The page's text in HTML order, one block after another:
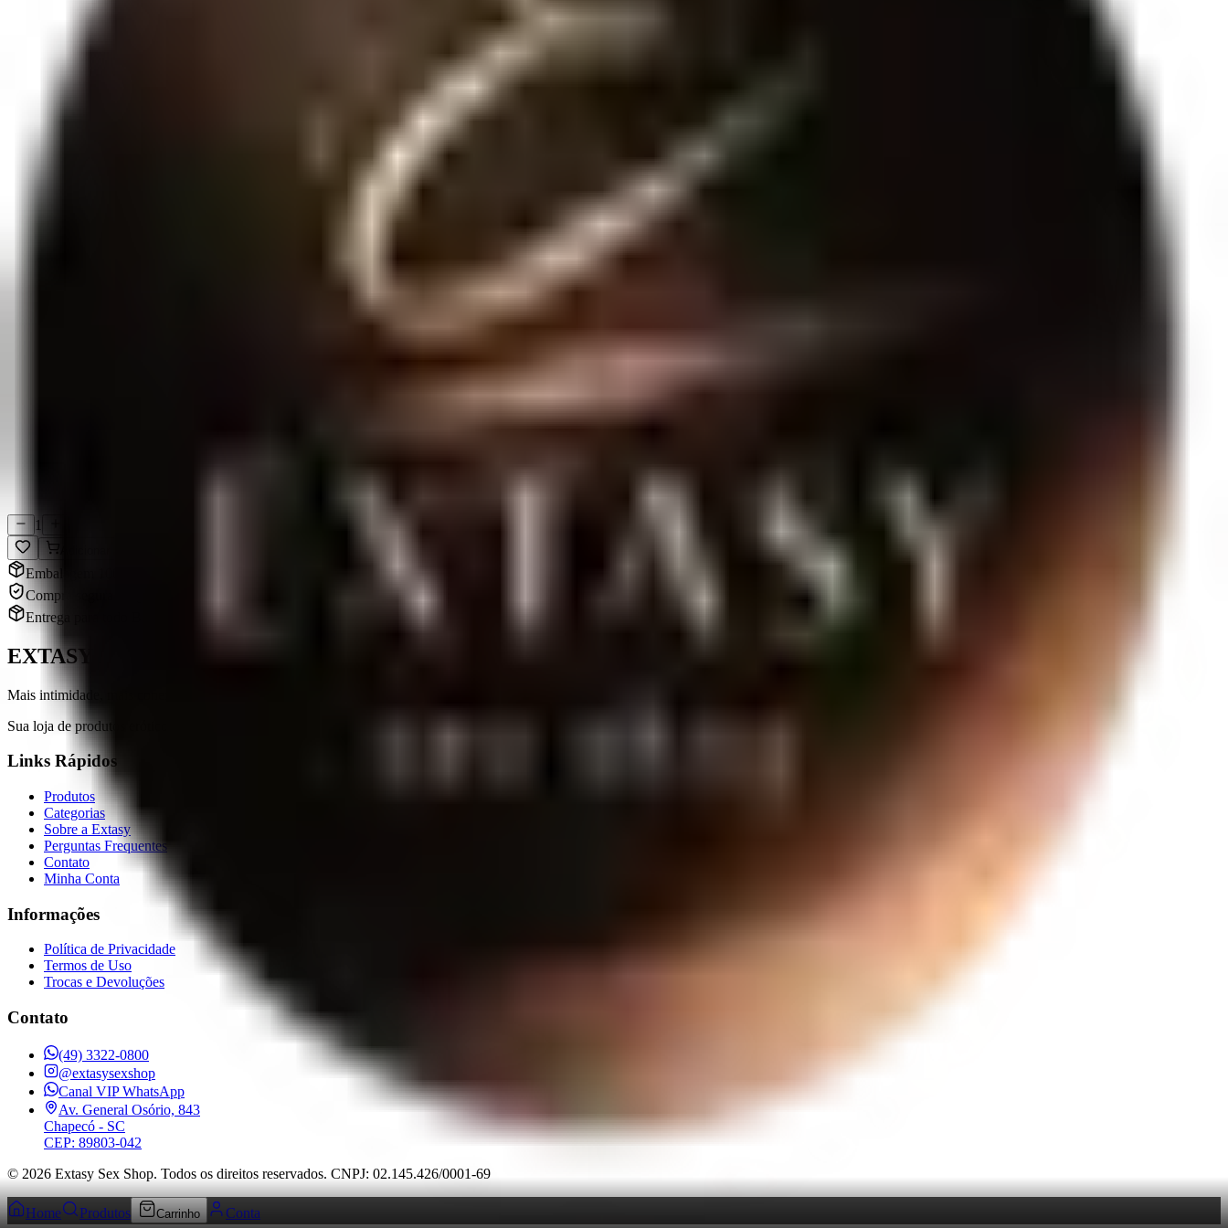
Leve, elegante e extremamente sensual, o Body Splash Phero Aroma é o toque final perfeito para quem deseja se sentir sedutora a qualquer hora do dia.A fragrância revela um frescor inicial de bergamota e flor
de laranjeira, que evolui para um coração floral intenso e uma base quen...
1
Embalagem 100% discreta
Compra segura e sigilosa
Entrega para todo Brasil
EXTASY
Mais intimidade, mais conexão.
Sua loja de produtos eróticos em Chapecó, SC. Qualidade, variedade e entrega discreta para todo o Brasil.
Links Rápidos
Produtos
Categorias
Sobre a Extasy
Perguntas Frequentes
Contato
Minha Conta
Informações
Política de Privacidade
Termos de Uso
Trocas e Devoluções
Contato
(49) 3322-0800
@extasysexshop
Canal VIP WhatsApp
Av. General Osório, 843
Chapecó - SC
CEP: 89803-042
© 2026 Extasy Sex Shop. Todos os direitos reservados. CNPJ: 02.145.426/0001-69
Home Produtos Carrinho Conta